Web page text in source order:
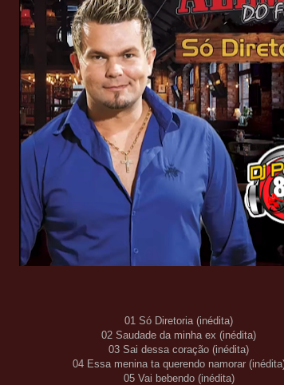
01 Só Diretoria (inédita)
02 Saudade da minha ex (inédita)
03 Sai dessa coração (inédita)
04 Essa menina ta querendo namorar
05 Vai bebendo (inédita)